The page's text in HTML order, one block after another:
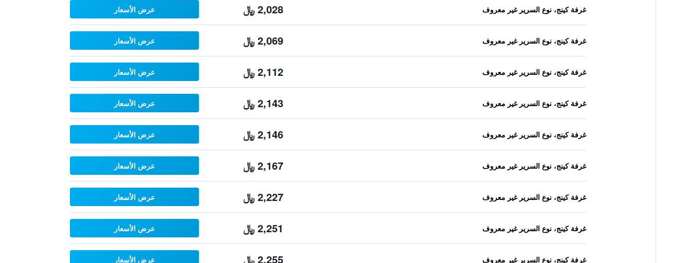
غرفة كينج، نوع السرير غير معروف 2,028 ﷼ عرض الأسعار
غرفة كينج، نوع السرير غير معروف 2,069 ﷼ عرض الأسعار
غرفة كينج، نوع السرير غير معروف 2,112 ﷼ عرض الأسعار
غرفة كينج، نوع السرير غير معروف 2,143 ﷼ عرض الأسعار
غرفة كينج، نوع السرير غير معروف 2,146 ﷼ عرض الأسعار
غرفة كينج، نوع السرير غير معروف 2,167 ﷼ عرض الأسعار
غرفة كينج، نوع السرير غير معروف 2,227 ﷼ عرض الأسعار
غرفة كينج، نوع السرير غير معروف 2,251 ﷼ عرض الأسعار
غرفة كينج، نوع السرير غير معروف 2,255 ﷼ عرض الأسعار